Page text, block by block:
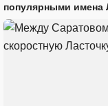
популярными имена